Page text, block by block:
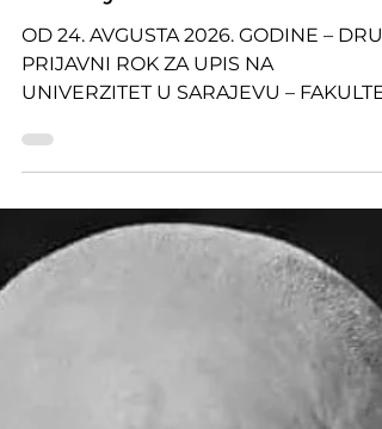
Drugi upisni rok na I
ciklus i Integrisani
UNIVERZITET U SARAJEVU –
ZA KRIMINALISTIKU, KRIMINOLOGIJU I
SIGURNOSNE STUDIJE U 2026/2027.
GODINI Za prijave na prvi ciklus studija
integrisani studij prvog i drugog
Sarajevu – Fakultetu za kriminalistiku,
kriminologiju i sigurnosne studije u